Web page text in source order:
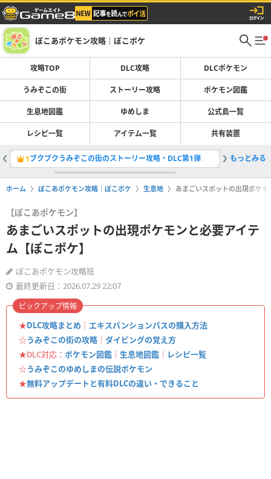
ぽこあポケモン攻略｜ぽこポケ
攻略TOP DLC攻略 DLCポケモン
うみぞこの街 ストーリー攻略 ポケモン図鑑
生息地図鑑 ゆめしま 公式島一覧
レシピ一覧 アイテム一覧 共有装置
1ブクブクうみぞこの街のストーリー攻略・DLC第1弾 2DLC追
もっとみる
ホーム ぽこあポケモン攻略｜ぽこポケ 生息地 あまごいスポットの出現ポケ
【ぽこあポケモン】
あまごいスポットの出現ポケモンと必要アイテ
ム【ぽこポケ】
ぽこあポケモン攻略班
最終更新日：2026.07.29 22:07
★DLC攻略まとめ ｜ エキスパンションパスの購入方法
☆うみぞこの街の攻略 ｜ ダイビングの覚え方
★DLC対応： ポケモン図鑑 ｜ 生息地図鑑 ｜ レシピ一覧
☆うみぞこのゆめしまの伝説ポケモン
★無料アップデートと有料DLCの違い・できること
ピックアップ情報